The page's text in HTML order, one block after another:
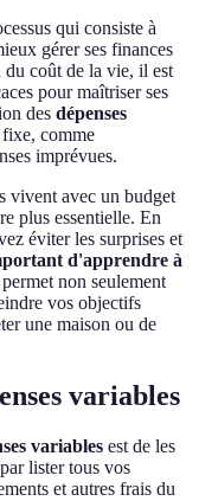
qui consiste à
gérer ses finances
coût de la vie, il est
pour maîtriser ses
des dépenses
comme
imprévues.
vivent avec un budget
plus essentielle. En
éviter les surprises et
d'apprendre à
non seulement
vos objectifs
une maison ou de
variables
variables est de les
lister tous vos
et autres frais du